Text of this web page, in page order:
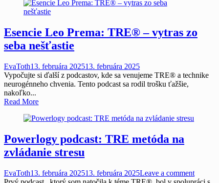
Esencie Leo Prema: TRE® – vytras zo
seba nešťastie
EvaToth13. februára 202513. februára 2025
Vypočujte si ďalší z podcastov, kde sa venujeme TRE® a technike
neurogénneho chvenia. Tento podcast sa rodil trošku ťažšie,
nakoľko...
Read More
Powerlogy podcast: TRE metóda na
zvládanie stresu
EvaToth13. februára 202513. februára 2025Leave a comment